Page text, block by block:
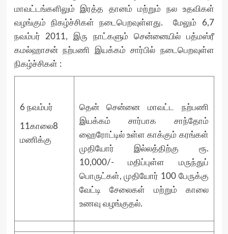
மாவட்டங்களிலும் இரத்த தானம் மற்றும் நல உதவிகள்
வழங்கும் நிகழ்ச்சிகள் நடைபெறவுள்ளது. மேலும் 6,7
நவம்பர் 2011, இரு நாட்களும் சென்னையில் பத்மஸ்ரீ
கமல்ஹாசன் நற்பணி இயக்கம் சார்பில் நடைபெறவுள்ள
நிகழ்ச்சிகள் :
6 நவம்பர்
11காலை8
மணிக்கு
தென் சென்னை மாவட்ட நற்பணி
இயக்கம் சார்பாக சாந்தோம்
ஹைரோட்டில் உள்ள காக்கும் கரங்கள்
முதியோர் இல்லத்திற்கு ரூ.
10,000/- மதிப்புள்ள மருந்துப்
பொருட்கள், முதியோர் 100 பேருக்கு
வேட்டி சேலைகள் மற்றும் காலை
உணவு வழங்குதல்.